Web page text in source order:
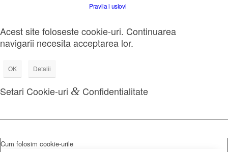
Pravila i uslovi
Acest site foloseste cookie-uri. Continuarea
navigarii necesita acceptarea lor.
OK Detalii
Setari Cookie-uri & Confidentialitate
Cum folosim cookie-urile